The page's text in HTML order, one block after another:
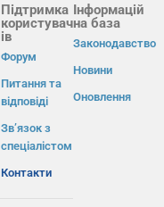
Підтримка
користувач
ів
Форум
Питання та
відповіді
Зв’язок з
спеціалістом
Контакти
Інформацій
на база
Законодавство
Новини
Оновлення